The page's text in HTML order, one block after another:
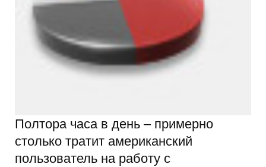
Полтора часа в день – примерно
столько тратит американский
пользователь на работу с